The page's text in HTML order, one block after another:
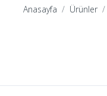
Anasayfa Ürünler